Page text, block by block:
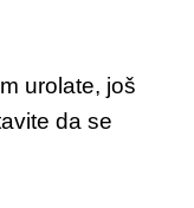
urolate, još
da se